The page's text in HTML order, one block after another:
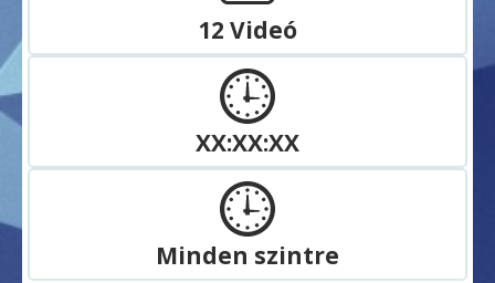
12 Videó
XX:XX:XX
Minden szintre